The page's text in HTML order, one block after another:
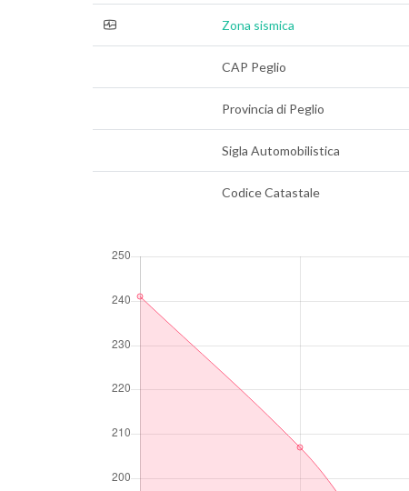
Zona sismica
CAP Peglio
Provincia di Peglio
Sigla Automobilistica
Codice Catastale